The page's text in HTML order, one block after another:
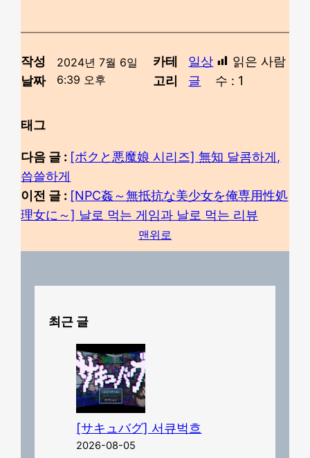
작성
날짜
2024년 7월 6일
6:39 오후
카테
고리
일상
글
읽은 사람
수 : 1
태그
다음 글 : [ボクと悪魔娘 시리즈] 無知 달콤하게,
씁쓸하게
이전 글 : [NPC姦～無抵抗な美少女を俺専用性処
理女に～] 날로 먹는 게임과 날로 먹는 리뷰
맨위로
최근 글
[サキュバグ] 서큐벅흐
2026-08-05